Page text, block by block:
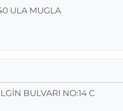
ULA MUGLA
BULVARI NO:14 C